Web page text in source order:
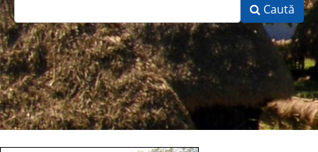
Caută